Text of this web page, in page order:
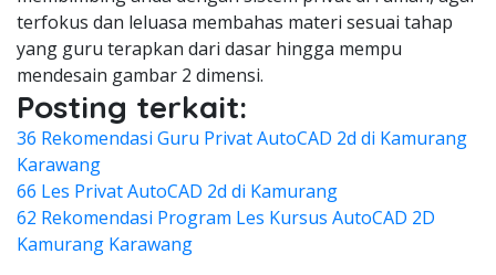
terfokus dan leluasa membahas materi sesuai tahap
yang guru terapkan dari dasar hingga mempu
mendesain gambar 2 dimensi.
Posting terkait:
36 Rekomendasi Guru Privat AutoCAD 2d di Kamurang
Karawang
66 Les Privat AutoCAD 2d di Kamurang
62 Rekomendasi Program Les Kursus AutoCAD 2D
Kamurang Karawang